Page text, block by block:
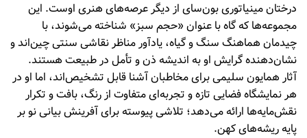
درختان مینیاتوری بون‌سای از دیگر عرصه‌های هنری اوست. این
مجموعه‌ها که گاه با عنوان «حجم سبز» شناخته می‌شوند، با
چیدمان هماهنگ سنگ و گیاه، یادآور مناظر نقاشی سنتی چین‌اند و
نشان‌دهنده گرایش او به اندیشه ذن و تأمل در طبیعت هستند.
آثار همایون سلیمی برای مخاطبان آشنا قابل تشخیص‌اند، اما او در
هر نمایشگاه فضایی تازه و تجربه‌ای متفاوت از رنگ، بافت و تکرار
نقش‌مایه‌ها ارائه می‌دهد؛ تلاشی پیوسته برای آفرینش بیانی نو بر
پایه ریشه‌های کهن.